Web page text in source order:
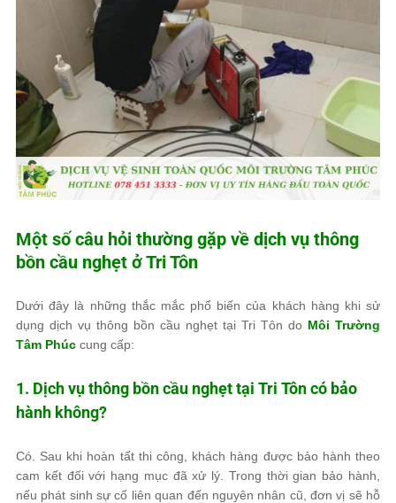
Một số câu hỏi thường gặp về dịch vụ thông
bồn cầu nghẹt ở Tri Tôn
Dưới đây là những thắc mắc phổ biến của khách hàng khi sử
dụng dịch vụ thông bồn cầu nghẹt tại Tri Tôn do Môi Trường
Tâm Phúc cung cấp:
1. Dịch vụ thông bồn cầu nghẹt tại Tri Tôn có bảo
hành không?
Có. Sau khi hoàn tất thi công, khách hàng được bảo hành theo
cam kết đối với hạng mục đã xử lý. Trong thời gian bảo hành,
nếu phát sinh sự cố liên quan đến nguyên nhân cũ, đơn vị sẽ hỗ